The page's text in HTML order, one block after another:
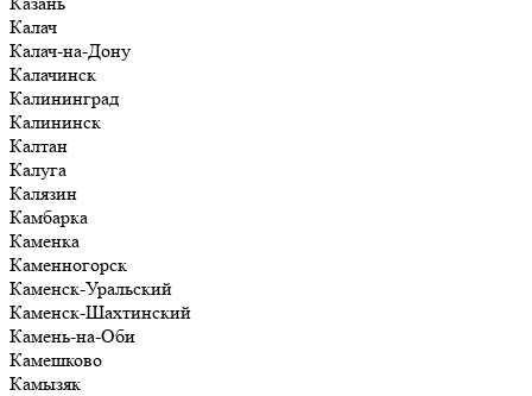
Калач
Калач-на-Дону
Калачинск
Калининград
Калининск
Калтан
Калуга
Калязин
Камбарка
Каменка
Каменногорск
Каменск-Уральский
Каменск-Шахтинский
Камень-на-Оби
Камешково
Камызяк